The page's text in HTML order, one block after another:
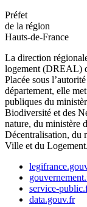
Préfet
de la région
Hauts-de-France
La direction
logement (DREAL)
Placée sous
département, elle
publiques du
Biodiversité et des
nature, du ministère
Décentralisation, du
Ville et du Logement.
service-
data.gouv.fr